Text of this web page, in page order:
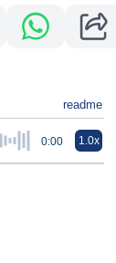
readme
0:00 1.0x